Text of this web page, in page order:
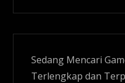
Sedang Mencari
Terlengkap dan